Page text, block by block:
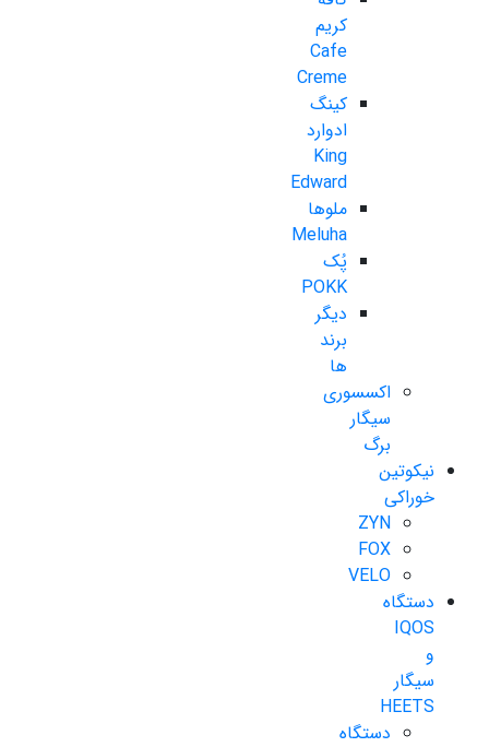
کریم
Cafe
Creme
کینگ
ادوارد
King
Edward
ملوها
Meluha
پُک
POKK
دیگر
برند
ها
اکسسوری
سیگار
برگ
نیکوتین
خوراکی
ZYN
FOX
VELO
دستگاه
IQOS
و
سیگار
HEETS
دستگاه